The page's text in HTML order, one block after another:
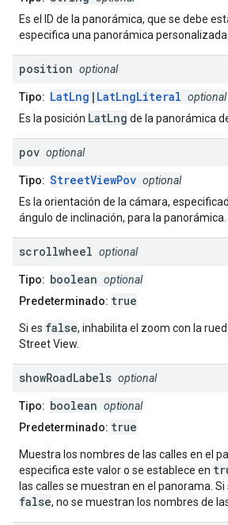
Es el ID de la panorámica, que se debe
especifica una panorámica personalizada.
position optional
Tipo: LatLng | LatLngLiteral optional
Es la posición LatLng de la panorámica
pov optional
Tipo: StreetViewPov optional
Es la orientación de la cámara,
ángulo de inclinación, para la panorámica.
scrollwheel optional
Tipo: boolean optional
Predeterminado: true
Si es false, inhabilita el zoom con la
Street View.
showRoadLabels optional
Tipo: boolean optional
Predeterminado: true
Muestra los nombres de las calles en el
especifica este valor o se establece en
las calles se muestran en el panorama.
false, no se muestran los nombres de